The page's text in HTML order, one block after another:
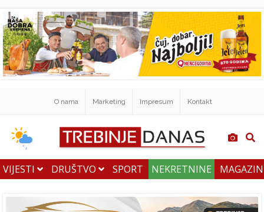
O nama Marketing Impresum Kontakt
VIJESTI DRUŠTVO SPORT NEKRETNINE